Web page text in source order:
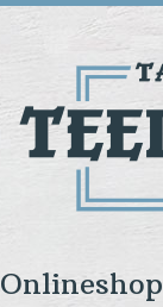
Onlineshop